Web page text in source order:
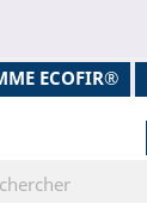
ECOFIR®